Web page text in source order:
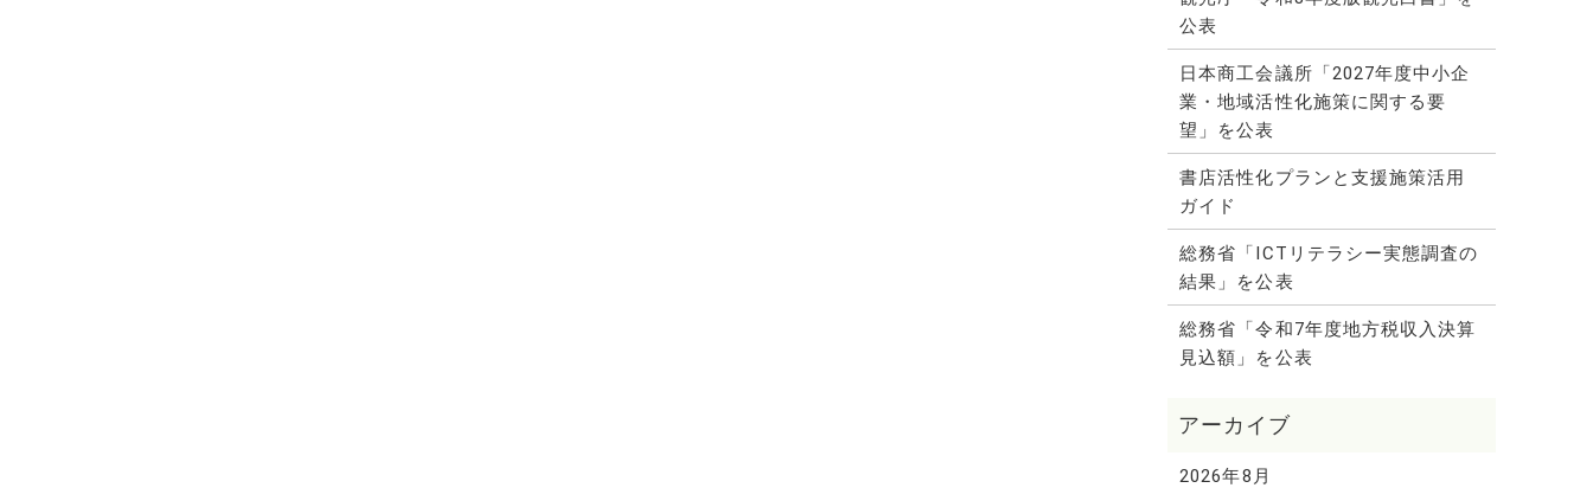
公表
日本商工会議所「2027年度中小企
業・地域活性化施策に関する要
望」を公表
書店活性化プランと支援施策活用
ガイド
総務省「ICTリテラシー実態調査の
結果」を公表
総務省「令和7年度地方税収入決算
見込額」を公表
2026年8月